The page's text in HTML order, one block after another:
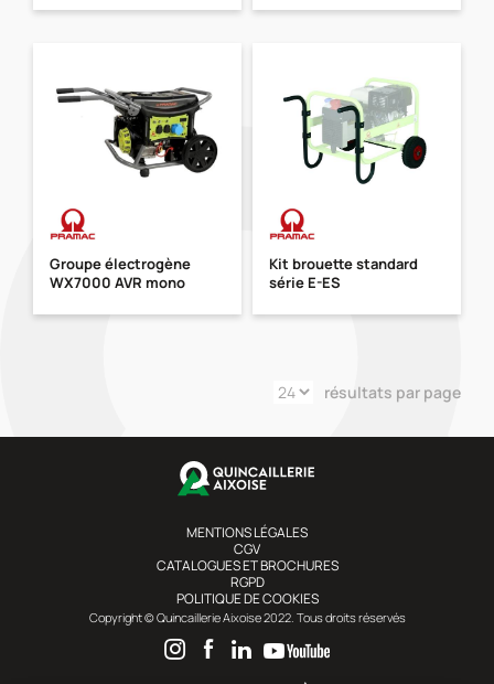
Groupe électrogène
WX7000 AVR mono
Kit brouette standard
série E-ES
résultats par page
MENTIONS LÉGALES
CGV
CATALOGUES ET BROCHURES
RGPD
POLITIQUE DE COOKIES
Copyright © Quincaillerie Aixoise 2022. Tous droits réservés